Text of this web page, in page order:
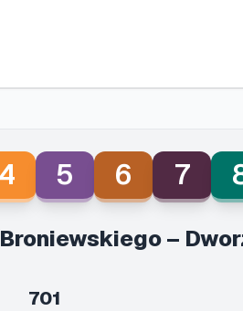
4 5 6 7
–
701